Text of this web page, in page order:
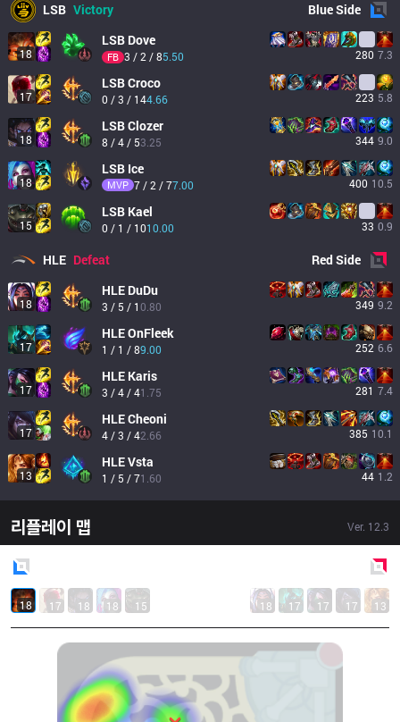
LSB Victory BlueSide
18
LSB Dove
FB 3 / 2 / 85.50 280 7.3
17
LSBCroco
0 / 3 / 144.66 223 5.8
18
LSBClozer
8 / 4 / 53.25 344 9.0
18
LSB Ice
MVP 7 / 2 / 77.00 400 10.5
15
LSB Kael
0 / 1 / 1010.00 33 0.9
HLE Defeat RedSide
18
HLE DuDu
3 / 5 / 10.80 349 9.2
17
HLEOnFleek
1 / 1 / 89.00 252 6.6
17
HLE Karis
3 / 4 / 41.75 281 7.4
17
HLECheoni
4 / 3 / 42.66 385 10.1
13
HLEVsta
1 / 5 / 71.60 44 1.2
리플레이 맵 Ver. 12.3
18 17 18 18 15 18 17 17 17 13